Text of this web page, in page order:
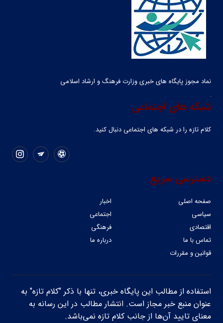
نماد مجوز پایگاه های خبری وزارت فرهنگ و ارشاد اسلامی
شبکه های اجتماعی
کلام تازه را در شبکه ‌های اجتماعی دنبال کنید.
دسترسی سریع
صفحه اصلی
اخبار
سیاسی
اجتماعی
اقتصادی
فرهنگی
تماس با ما
درباره ما
قوانین و مقررات
استفاده از مطالب این پایگاه خبری، تنها با ذکر "کلام تازه" به
عنوان منبع خبر مجاز است. انتشار مطالب در این رسانه به
معنای تایید آن‌ها از جانب کلام تازه نمی‌باشد.